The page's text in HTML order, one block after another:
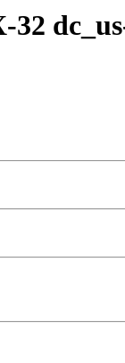
32